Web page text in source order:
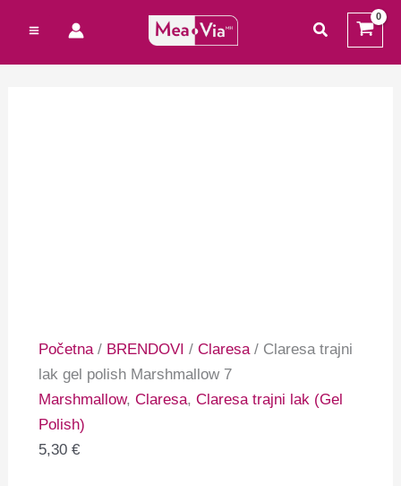
sadržaj
traži
Početna/ BRENDOVI /Claresa/ Claresa trajni
lak gel polish Marshmallow 7
Marshmallow,Claresa,Claresa trajni lak (Gel
Polish)
5,30€
Total: